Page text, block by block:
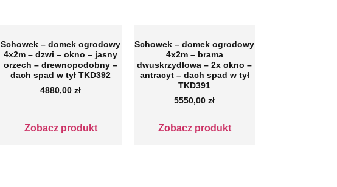
Schowek – domek ogrodowy
4x2m – dzwi – okno – jasny
orzech – drewnopodobny –
dach spad w tył TKD392
4880,00zł
Zobacz produkt
Schowek – domek ogrodowy
4x2m – brama
dwuskrzydłowa – 2x okno –
antracyt – dach spad w tył
TKD391
5550,00zł
Zobacz produkt